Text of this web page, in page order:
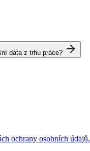
data z trhu práce?
ochrany osobních údajů.